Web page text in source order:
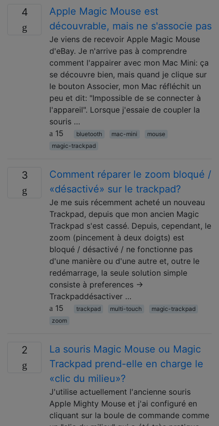
4
Apple Magic Mouse est
découvrable, mais ne s'associe pas
Je viens de recevoir Apple Magic Mouse
d'eBay. Je n'arrive pas à comprendre
comment l'appairer avec mon Mac Mini: ça
se découvre bien, mais quand je clique sur
le bouton Associer, mon Mac réfléchit un
peu et dit: "Impossible de se connecter à
l'appareil". Lorsque j'essaie de coupler la
souris …
15
bluetooth mac-mini
mouse
magic-trackpad
3
Comment réparer le zoom bloqué /
«désactivé» sur le trackpad?
Je me suis récemment acheté un nouveau
Trackpad, depuis que mon ancien Magic
Trackpad s'est cassé. Depuis, cependant, le
zoom (pincement à deux doigts) est
bloqué / désactivé / ne fonctionne pas
d'une manière ou d'une autre et, outre le
redémarrage, la seule solution simple
consiste à preferences →
Trackpaddésactiver …
15
trackpad multi-touch
magic-trackpad
zoom
2
La souris Magic Mouse ou Magic
Trackpad prend-elle en charge le
«clic du milieu»?
J'utilise actuellement l'ancienne souris
Apple Mighty Mouse et j'ai configuré en
cliquant sur la boule de commande comme